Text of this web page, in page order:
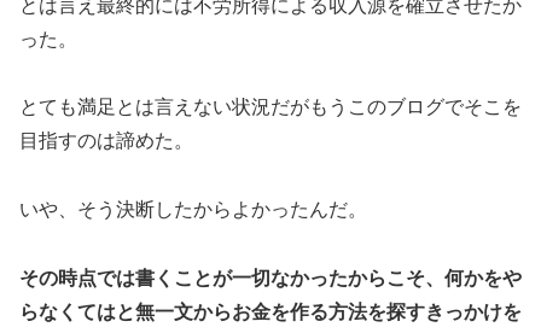
とは言え最終的には不労所得による収入源を確立させたか
った。
とても満足とは言えない状況だがもうこのブログでそこを
目指すのは諦めた。
いや、そう決断したからよかったんだ。
その時点では書くことが一切なかったからこそ、何かをや
らなくてはと無一文からお金を作る方法を探すきっかけを